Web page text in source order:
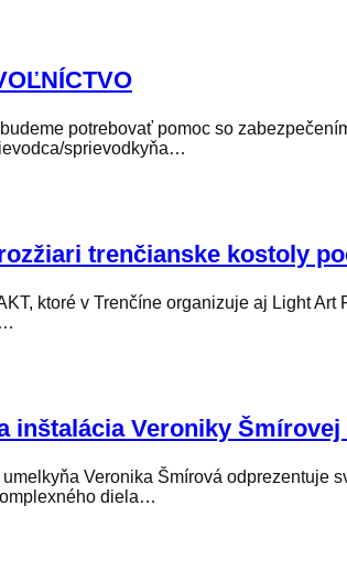
potrebovať pomoc so
sprievodkyňa…
trenčianske kostoly
ktoré v Trenčíne organizuje aj Light
inštalácia Veroniky
Veronika Šmírová odprezentuje
diela…